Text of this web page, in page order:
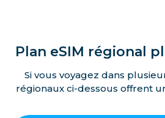
Plan eSIM régional
Si vous voyagez dans
régionaux ci-dessous offrent